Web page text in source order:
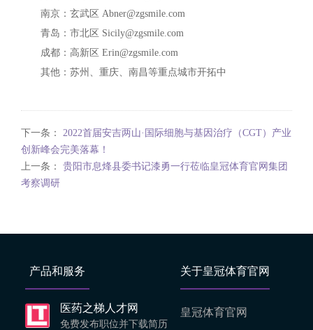
南京：玄武区 Abner@zgsmile.com
青岛：市北区 Sicily@zgsmile.com
成都：高新区 Erin@zgsmile.com
其他：苏州、重庆、南昌等重点城市开拓中
下一条： 2022首届安吉两山·国际细胞与基因治疗（CGT）产业
创新峰会完美落幕！
上一条： 贵阳市息烽县委书记漆勇一行莅临皇冠体育官网集团
考察调研
产品和服务
医药之梯人才网
免费发布职位并下载简历
关于皇冠体育官网
皇冠体育官网